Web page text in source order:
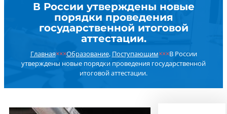
СТУДЕНТУ
ДОПОБРАЗОВАНИЕ
ОБ УНИВЕРСИТЕТЕ
НОВОСТИ
В России утверждены новые
порядки проведения
государственной итоговой
аттестации.
Главная×××Образование, Поступающим×××В России
утверждены новые порядки проведения государственной
итоговой аттестации.